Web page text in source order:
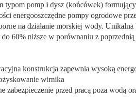
typom pomp i dysz (końcówek)
energooszczędne pompy ogrodowe
na działanie morskiej wody.
60% niższe w porównaniu z
konstrukcja zapewnia wysoką
wirnika
zabezpieczenie przed pracą poza wodą